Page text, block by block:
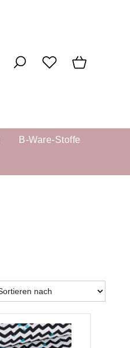
B-Ware-Stoffe